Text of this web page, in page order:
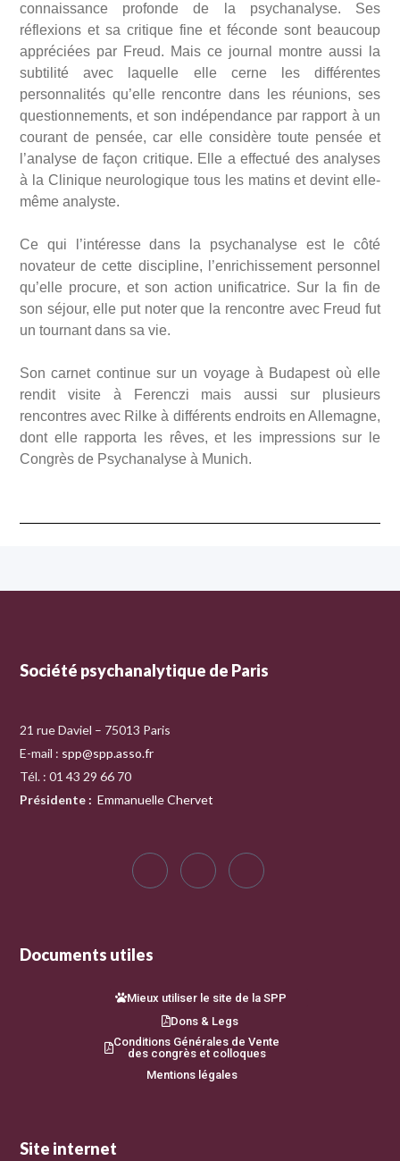
connaissance profonde de la psychanalyse. Ses
réflexions et sa critique fine et féconde sont beaucoup
appréciées par Freud. Mais ce journal montre aussi la
subtilité avec laquelle elle cerne les différentes
personnalités qu’elle rencontre dans les réunions, ses
questionnements, et son indépendance par rapport à un
courant de pensée, car elle considère toute pensée et
l’analyse de façon critique. Elle a effectué des analyses
à la Clinique neurologique tous les matins et devint elle-
même analyste.
Ce qui l’intéresse dans la psychanalyse est le côté
novateur de cette discipline, l’enrichissement personnel
qu’elle procure, et son action unificatrice. Sur la fin de
son séjour, elle put noter que la rencontre avec Freud fut
un tournant dans sa vie.
Son carnet continue sur un voyage à Budapest où elle
rendit visite à Ferenczi mais aussi sur plusieurs
rencontres avec Rilke à différents endroits en Allemagne,
dont elle rapporta les rêves, et les impressions sur le
Congrès de Psychanalyse à Munich.
Société psychanalytique de Paris
21 rue Daviel – 75013 Paris
E-mail : spp@spp.asso.fr
Tél. : 01 43 29 66 70
Présidente : Emmanuelle Chervet
Documents utiles
Mieux utiliser le site de la SPP
Dons & Legs
Conditions Générales de Vente
des congrès et colloques
Mentions légales
Site internet